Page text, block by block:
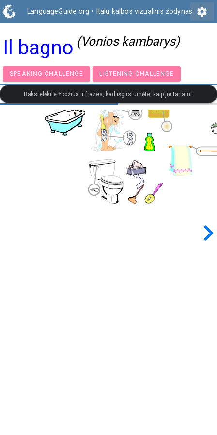
LanguageGuide.org • Italų kalbos vizualinis žodynas settings
Il bagno (Vonios kambarys)
SPEAKING CHALLENGE LISTENING CHALLENGE
Bakstelėkite žodžius ir frazes, kad išgirstumėte, kaip jie tariami.